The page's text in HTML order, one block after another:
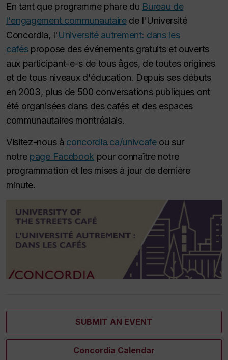
En tant que programme phare du Bureau de
l'engagement communautairede l'Université
Concordia, l'Université autrement: dans les
caféspropose des événements gratuits et ouverts
aux participant-e-s de tous âges, de toutes origines
et de tous niveaux d'éducation. Depuis ses débuts
en 2003, plus de 500 conversations publiques ont
été organisées dans des cafés et des espaces
communautaires montréalais.
Visitez-nous à concordia.ca/univcafeou sur
notre page Facebook pour connaître notre
programmation et les mises à jour de dernière
minute.
SUBMIT AN EVENT
Concordia Calendar